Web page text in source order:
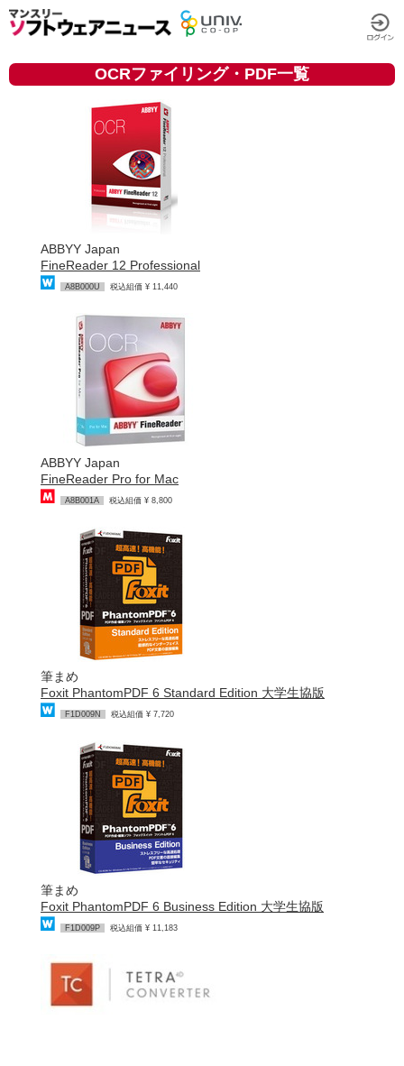
OCRファイリング・PDF一覧
ABBYY Japan
FineReader 12 Professional
A8B000U 税込組価 ¥ 11,440
ABBYY Japan
FineReader Pro for Mac
A8B001A 税込組価 ¥ 8,800
筆まめ
Foxit PhantomPDF 6 Standard Edition 大学生協版
F1D009N 税込組価 ¥ 7,720
筆まめ
Foxit PhantomPDF 6 Business Edition 大学生協版
F1D009P 税込組価 ¥ 11,183